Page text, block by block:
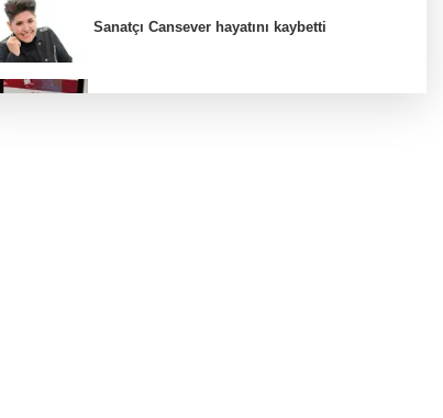
Sanatçı Cansever hayatını kaybetti